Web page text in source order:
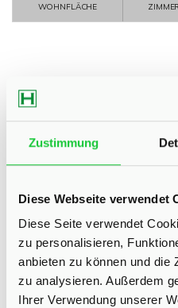
Zustimmung
Diese Webseite verwendet
Diese Seite verwendet
zu personalisieren,
anbieten zu können und die
zu analysieren. Außerdem
Ihrer Verwendung unserer
WOHNFLÄCHE
Henstedt-Ulzburg
Itzstedt
Segeberg
Immo Bad Segeberg
Wohnung suche Bad Segeberg